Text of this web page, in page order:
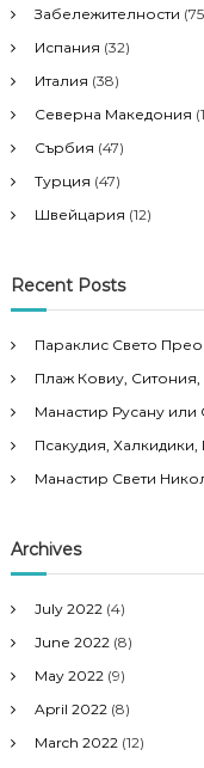
Забележителности
Испания (32)
Италия (38)
Северна Македония
Сърбия (47)
Турция (47)
Швейцария (12)
Recent Posts
Параклис Свето
Плаж Ковиу, Ситония,
Манастир Русану или
Псакудия, Халкидики,
Манастир Свети
Archives
July 2022 (4)
June 2022 (8)
May 2022 (9)
April 2022 (8)
March 2022 (12)